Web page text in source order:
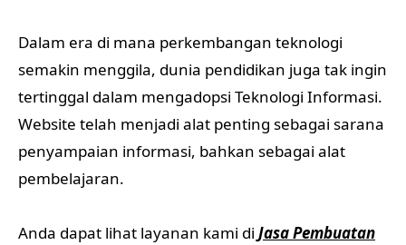
Dalam era di mana perkembangan teknologi
semakin menggila, dunia pendidikan juga tak ingin
tertinggal dalam mengadopsi Teknologi Informasi.
Website telah menjadi alat penting sebagai sarana
penyampaian informasi, bahkan sebagai alat
pembelajaran.
Anda dapat lihat layanan kami di Jasa Pembuatan